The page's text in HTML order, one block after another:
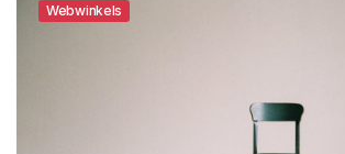
Webwinkels